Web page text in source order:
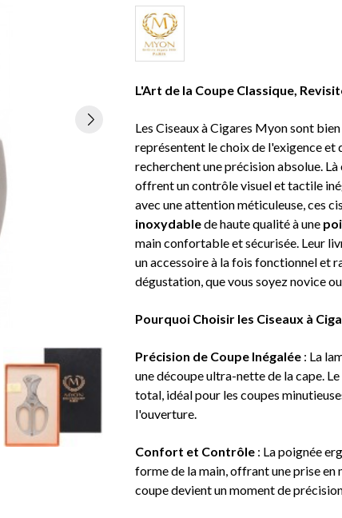
L'Art de la Coupe Classique,
Les Ciseaux à Cigares Myon sont
représentent le choix de l'exigence
recherchent une précision absolue.
offrent un contrôle visuel et tactile
avec une attention méticuleuse, ces
inoxydablede haute qualité à une
main confortable et sécurisée. Leur
un accessoire à la fois fonctionnel et
dégustation, que vous soyez novice
Pourquoi Choisir les Ciseaux à
Précision de Coupe Inégalée : La
une découpe ultra-nette de la cape.
total, idéal pour les coupes
l'ouverture.
Confort et Contrôle : La poignée
forme de la main, offrant une prise en
coupe devient un moment de